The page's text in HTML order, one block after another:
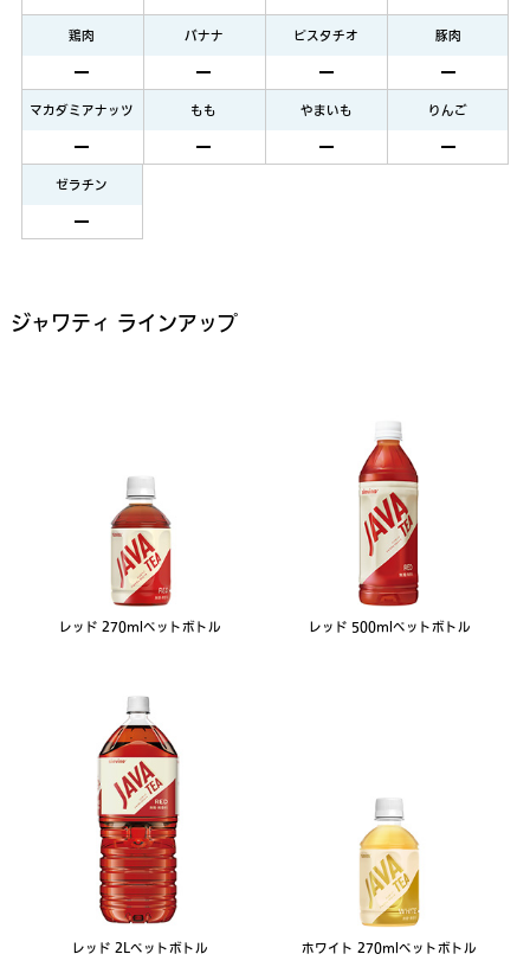
鶏肉 バナナ ピスタチオ 豚肉
マカダミアナッツ もも やまいも りんご
ゼラチン
ジャワティ ラインアップ
レッド 270mlペットボトル レッド 500mlペットボトル
レッド 2Lペットボトル ホワイト 270mlペットボトル